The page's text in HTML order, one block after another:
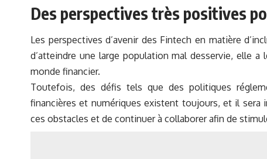
Des perspectives très positives
Les perspectives d’avenir des Fintech en matière
d’atteindre une large population mal desservie, elle
monde financier.
Toutefois, des défis tels que des politiques
financières et numériques existent toujours, et il
ces obstacles et de continuer à collaborer afin de